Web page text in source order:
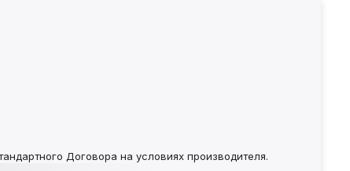
Договора на условиях производителя.